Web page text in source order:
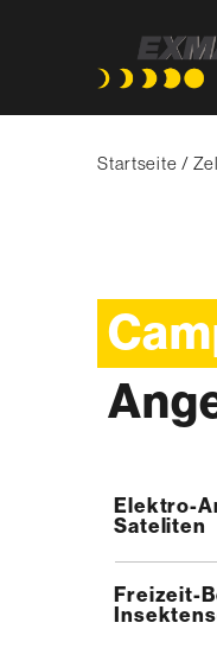
Startseite
Elektro-
Sateliten
Freizeit-